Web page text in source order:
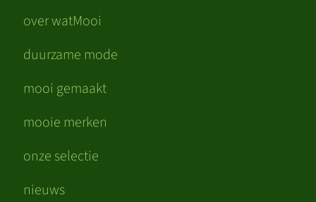
over watMooi
duurzame mode
mooi gemaakt
mooie merken
onze selectie
nieuws